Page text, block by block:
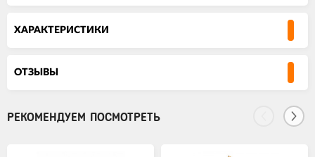
ХАРАКТЕРИСТИКИ
ОТЗЫВЫ
РЕКОМЕНДУЕМ ПОСМОТРЕТЬ